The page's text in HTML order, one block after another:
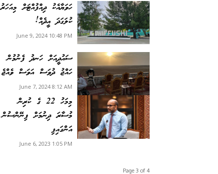
ހަވަޔާއެކު ދިއްފުއްޓަށް މިއަހަރު
ކުލަގަދަ އީދެއް!
June 9, 2024 10:48 PM
ސައުދީއަށް ހަނދު ފެނުމުން
ހައްޖު ދުވަސް އަވަސް ވެއްޖެ
June 7, 2024 8:12 AM
މިމަހު 22 ގެ ކުރިން
މުސާރަ ދިނުމަށް ފިނޭންސުން
އަންގައިފި
June 6, 2023 1:05 PM
Page 3 of 4